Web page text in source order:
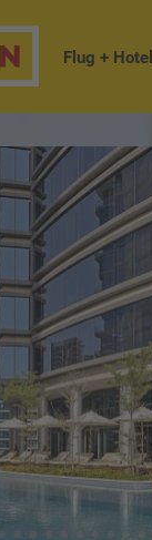
Flug + Hotel